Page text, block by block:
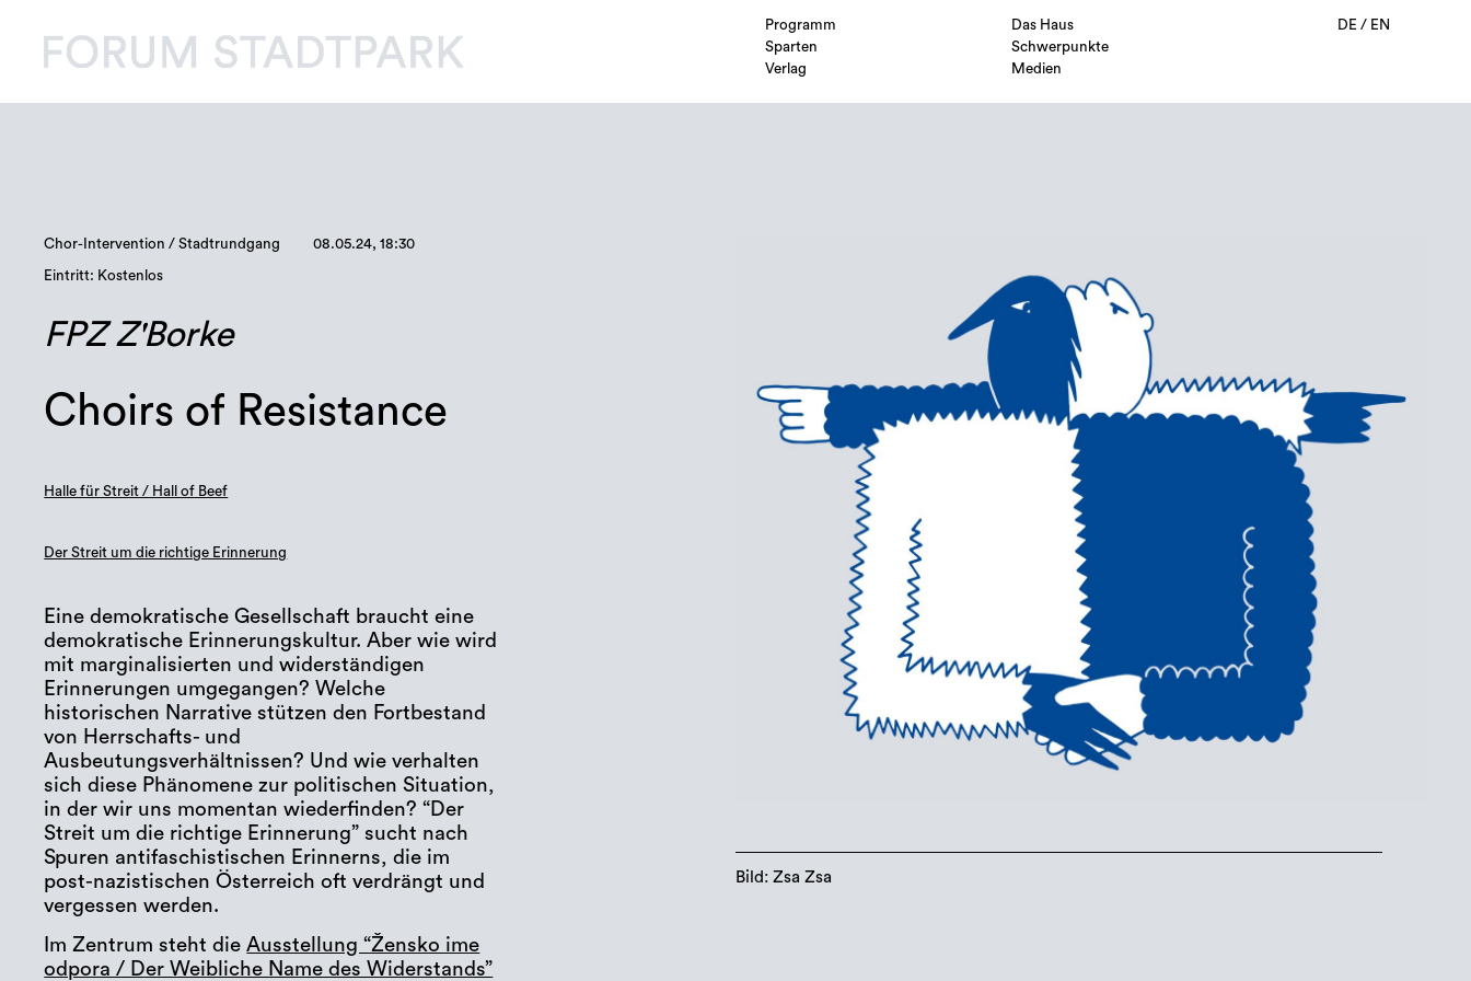
Programm
Das Haus
Sparten
Schwerpunkte
Verlag
Medien
DE/ EN
Chor-Intervention / Stadtrundgang 08.05.24, 18:30
Eintritt: Kostenlos
FPZ Z'Borke
Choirs of Resistance
Halle für Streit / Hall of Beef
Der Streit um die richtige Erinnerung
Eine demokratische Gesellschaft braucht eine
demokratische Erinnerungskultur. Aber wie wird
mit marginalisierten und widerständigen
Erinnerungen umgegangen? Welche
historischen Narrative stützen den Fortbestand
von Herrschafts- und
Ausbeutungsverhältnissen? Und wie verhalten
sich diese Phänomene zur politischen Situation,
in der wir uns momentan wiederfinden? “Der
Streit um die richtige Erinnerung” sucht nach
Spuren antifaschistischen Erinnerns, die im
post-nazistischen Österreich oft verdrängt und
vergessen werden.
Im Zentrum steht dieAusstellung “Žensko ime
odpora / Der Weibliche Name des Widerstands”
Bild: Zsa Zsa